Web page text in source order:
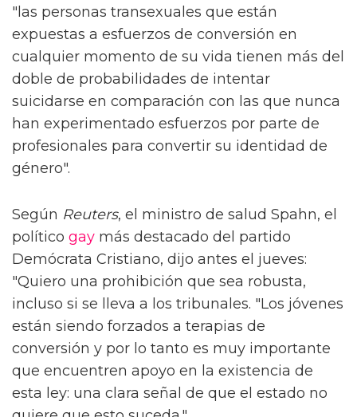
"las personas transexuales que están
expuestas a esfuerzos de conversión en
cualquier momento de su vida tienen más del
doble de probabilidades de intentar
suicidarse en comparación con las que nunca
han experimentado esfuerzos por parte de
profesionales para convertir su identidad de
género".
Según Reuters, el ministro de salud Spahn, el
político gay más destacado del partido
Demócrata Cristiano, dijo antes el jueves:
"Quiero una prohibición que sea robusta,
incluso si se lleva a los tribunales. "Los jóvenes
están siendo forzados a terapias de
conversión y por lo tanto es muy importante
que encuentren apoyo en la existencia de
esta ley: una clara señal de que el estado no